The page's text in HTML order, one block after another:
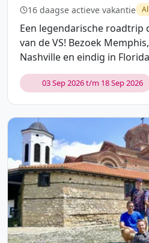
16 daagse actieve vakantie
Een legendarische roadtrip
van de VS! Bezoek
Nashville en eindig in
03 Sep 2026 t/m 18 Sep 2026